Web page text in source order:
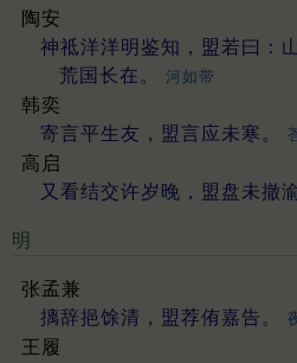
陶安
神祗洋洋明鉴知，盟若曰：
荒国长在。
河如带
韩奕
寄言平生友，盟言应未寒。
高启
又看结交许岁晚，盟盘未撤
明
张孟兼
摛辞挹馀清，盟荐侑嘉告。
王履